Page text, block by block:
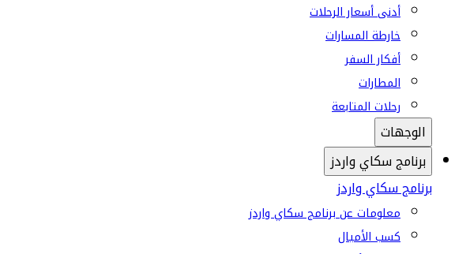
أدنى أسعار الرحلات
خارطة المسارات
أفكار السفر
المطارات
رحلات المتابعة
الوجهات
برنامج سكاي واردز
برنامج سكاي واردز
معلومات عن برنامج سكاي واردز
كسب الأميال